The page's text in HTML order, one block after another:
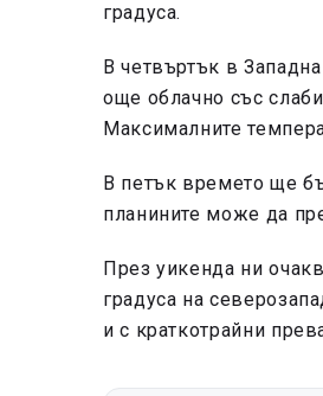
градуса.
В четвъртък в
още облачно със
Максималните
В петък времето ще
планините може да
През уикенда ни
градуса на
и с краткотрайни